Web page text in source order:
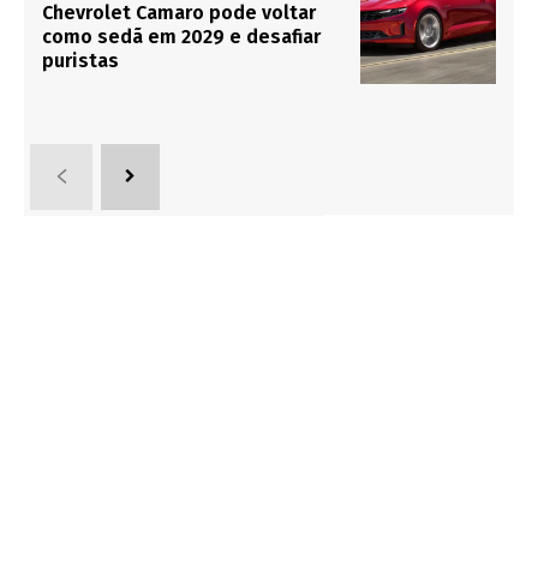
Chevrolet Camaro pode voltar
como sedã em 2029 e desafiar
puristas